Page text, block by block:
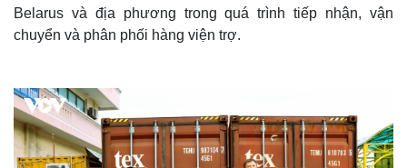
Belarus và địa phương trong quá trình tiếp nhận, vận
chuyển và phân phối hàng viện trợ.